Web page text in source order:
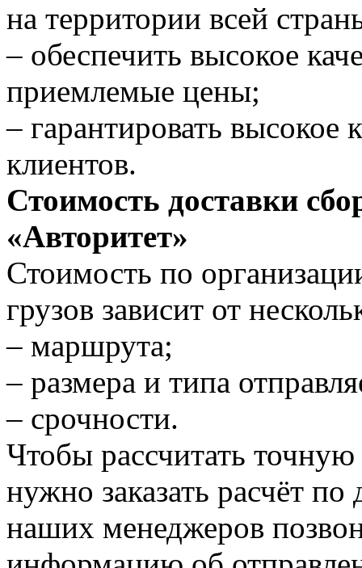
на территории всей
– обеспечить высокое
приемлемые цены;
– гарантировать
клиентов.
Стоимость доставки
«Авторитет»
Стоимость по
грузов зависит от
– маршрута;
– размера и типа
– срочности.
Чтобы рассчитать точную
нужно заказать расчёт по
наших менеджеров